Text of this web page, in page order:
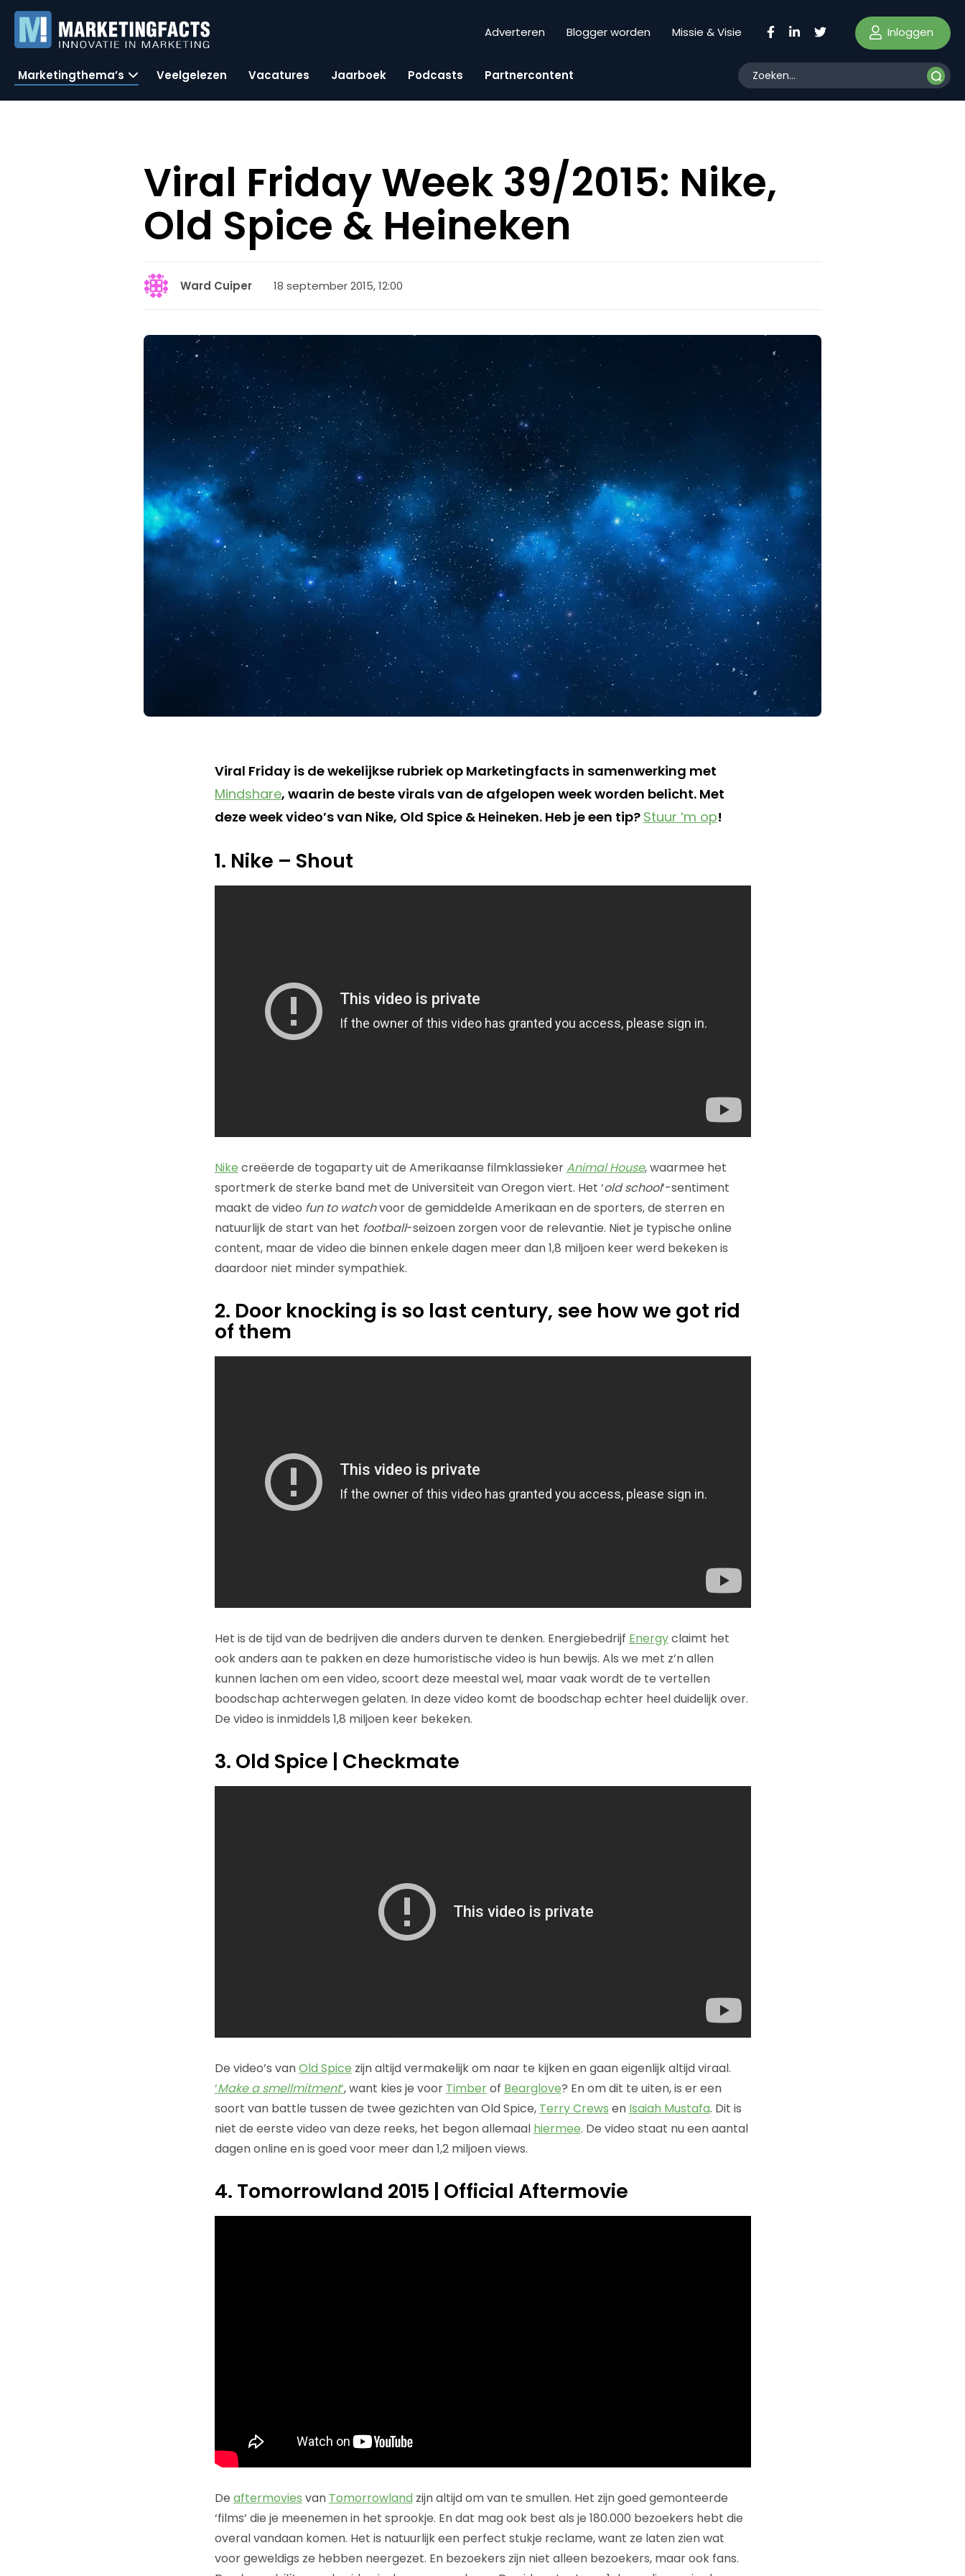
Adverteren Blogger worden Missie & Visie Inloggen
Marketingthema’s Veelgelezen Vacatures Jaarboek Podcasts Partnercontent
Viral Friday Week 39/2015: Nike,
Old Spice & Heineken
Ward Cuiper 18 september 2015, 12:00
Viral Friday is de wekelijkse rubriek op Marketingfacts in samenwerking met
Mindshare, waarin de beste virals van de afgelopen week worden belicht. Met
deze week video’s van Nike, Old Spice & Heineken. Heb je een tip? Stuur ‘m op!
1. Nike – Shout
Nike creëerde de togaparty uit de Amerikaanse filmklassiekerAnimal House, waarmee het
sportmerk de sterke band met de Universiteit van Oregon viert. Het ‘old school‘-sentiment
maakt de video fun to watchvoor de gemiddelde Amerikaan en de sporters, de sterren en
natuurlijk de start van het football-seizoen zorgen voor de relevantie. Niet je typische online
content, maar de video die binnen enkele dagen meer dan 1,8 miljoen keer werd bekeken is
daardoor niet minder sympathiek.
2. Door knocking is so last century, see how we got rid
of them
Het is de tijd van de bedrijven die anders durven te denken. Energiebedrijf Energyclaimt het
ook anders aan te pakken en deze humoristische video is hun bewijs. Als we met z’n allen
kunnen lachen om een video, scoort deze meestal wel, maar vaak wordt de te vertellen
boodschap achterwegen gelaten. In deze video komt de boodschap echter heel duidelijk over.
De video is inmiddels 1,8 miljoen keer bekeken.
3. Old Spice | Checkmate
De video’s vanOld Spice zijn altijd vermakelijk om naar te kijken en gaan eigenlijk altijd viraal.
‘Make a smellmitment‘, want kies je voor Timberof Bearglove? En om dit te uiten, is er een
soort van battle tussen de twee gezichten van Old Spice, Terry Crews en Isaiah Mustafa. Dit is
niet de eerste video van deze reeks, het begon allemaal hiermee. De video staat nu een aantal
dagen online en is goed voor meer dan 1,2 miljoen views.
4. Tomorrowland 2015 | Official Aftermovie
De aftermovies van Tomorrowland zijn altijd om van te smullen. Het zijn goed gemonteerde
‘films’ die je meenemen in het sprookje. En dat mag ook best als je 180.000 bezoekers hebt die
overal vandaan komen. Het is natuurlijk een perfect stukje reclame, want ze laten zien wat
voor geweldigs ze hebben neergezet. En bezoekers zijn niet alleen bezoekers, maar ook fans.